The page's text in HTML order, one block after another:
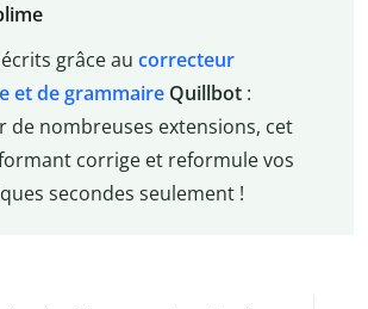
grâce au correcteur
et de grammaireQuillbot :
de nombreuses extensions, cet
corrige et reformule vos
secondes seulement !